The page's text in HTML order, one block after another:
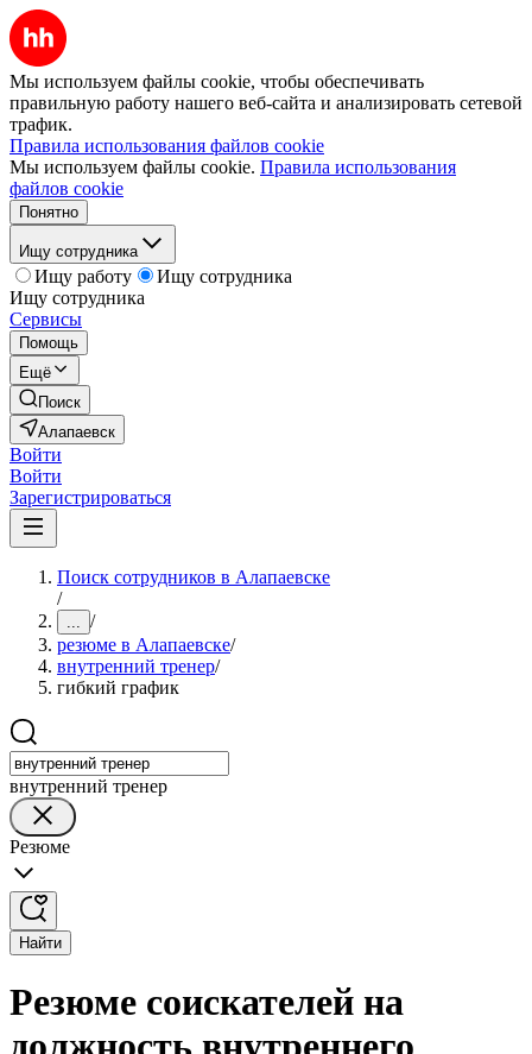
Мы используем файлы cookie, чтобы обеспечивать
правильную работу нашего веб-сайта и анализировать сетевой
трафик.
Правила использования файлов cookie
Мы используем файлы cookie. Правила использования
файлов cookie
Понятно
Ищу сотрудника
Ищу работу
Ищу сотрудника
Ищу сотрудника
Сервисы
Помощь
Ещё
Поиск
Алапаевск
Войти
Войти
Зарегистрироваться
Поиск сотрудников в Алапаевске
/
... /
резюме в Алапаевске/
внутренний тренер/
гибкий график
внутренний тренер
Резюме
Найти
Резюме соискателей на